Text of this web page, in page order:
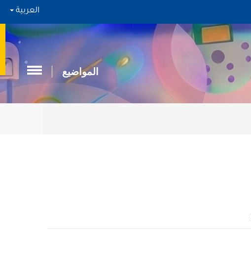
العربية
المواضيع